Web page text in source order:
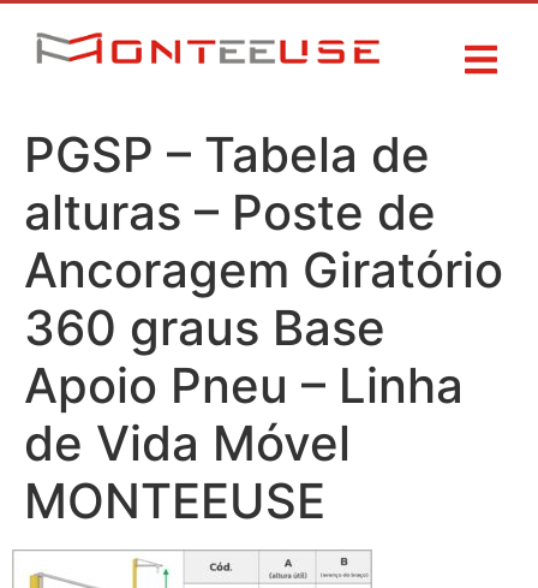
PGSP – Tabela de
alturas – Poste de
Ancoragem Giratório
360 graus Base
Apoio Pneu – Linha
de Vida Móvel
MONTEEUSE